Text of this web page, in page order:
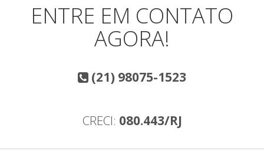
ENTRE EM CONTATO
AGORA!
(21) 98075-1523
CRECI: 080.443/RJ